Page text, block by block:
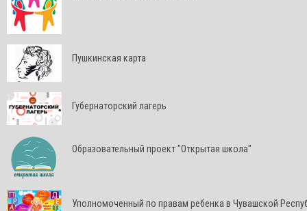
Пушкинская карта
Губернаторский лагерь
Образовательный проект "Открытая школа"
Уполномоченный по правам ребенка в Чувашской